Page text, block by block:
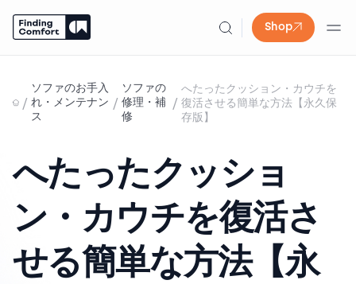
Shop
content
/
ソファのお手入
れ・メンテナン
ス
/
ソファの
修理・補
修
/
へたったクッション・カウチを
復活させる簡単な方法【永久保
存版】
へたったクッショ
ン・カウチを復活さ
せる簡単な方法【永